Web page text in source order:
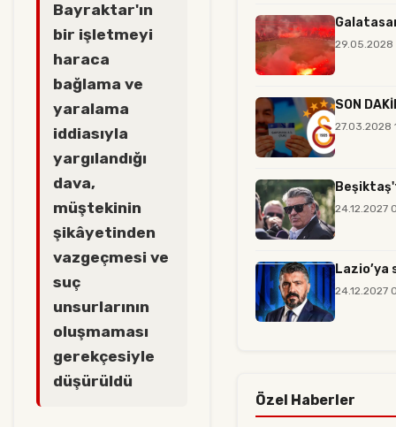
Bayraktar'ın
bir işletmeyi
haraca
bağlama ve
yaralama
iddiasıyla
yargılandığı
dava,
müştekinin
şikâyetinden
vazgeçmesi ve
suç
unsurlarının
oluşmaması
gerekçesiyle
düşürüldü
29.05.2028
SON
27.03.2028
24.12.2027
24.12.2027
Özel Haberler